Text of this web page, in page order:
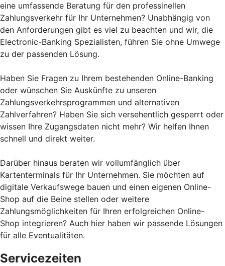
eine umfassende Beratung für den professinellen
Zahlungsverkehr für Ihr Unternehmen? Unabhängig von
den Anforderungen gibt es viel zu beachten und wir, die
Electronic-Banking Spezialisten, führen Sie ohne Umwege
zu der passenden Lösung.
Haben Sie Fragen zu Ihrem bestehenden Online-Banking
oder wünschen Sie Auskünfte zu unseren
Zahlungsverkehrsprogrammen und alternativen
Zahlverfahren? Haben Sie sich versehentlich gesperrt oder
wissen Ihre Zugangsdaten nicht mehr? Wir helfen Ihnen
schnell und direkt weiter.
Darüber hinaus beraten wir vollumfänglich über
Kartenterminals für Ihr Unternehmen. Sie möchten auf
digitale Verkaufswege bauen und einen eigenen Online-
Shop auf die Beine stellen oder weitere
Zahlungsmöglichkeiten für Ihren erfolgreichen Online-
Shop integrieren? Auch hier haben wir passende Lösungen
für alle Eventualitäten.
Servicezeiten